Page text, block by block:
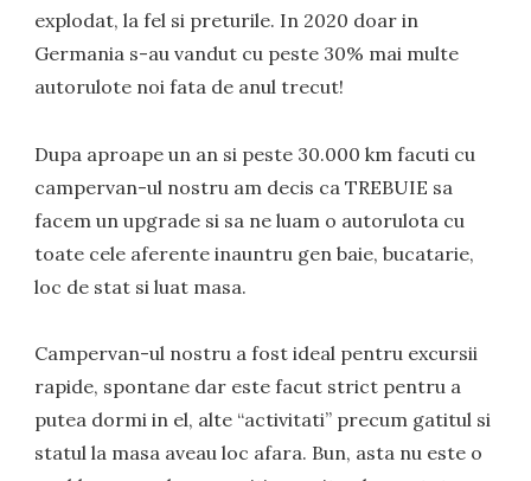
explodat, la fel si preturile. In 2020 doar in
Germania s-au vandut cu peste 30% mai multe
autorulote noi fata de anul trecut!
Dupa aproape un an si peste 30.000 km facuti cu
campervan-ul nostru am decis ca TREBUIE sa
facem un upgrade si sa ne luam o autorulota cu
toate cele aferente inauntru gen baie, bucatarie,
loc de stat si luat masa.
Campervan-ul nostru a fost ideal pentru excursii
rapide, spontane dar este facut strict pentru a
putea dormi in el, alte “activitati” precum gatitul si
statul la masa aveau loc afara. Bun, asta nu este o